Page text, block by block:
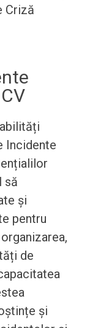
Criză
Incidente
să
și
pentru
de
și